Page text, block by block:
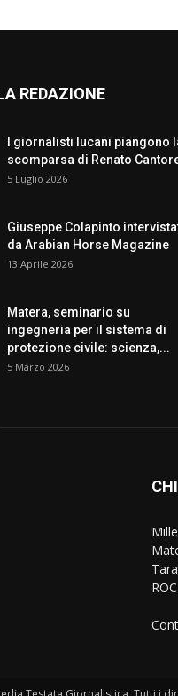
REDAZIONE
I giornalisti lucani piangono
scomparsa di Renato
5 Luglio 2026
Giuseppe Colapinto
da Arabian Horse Magazine
13 Aprile 2026
Matera, seminario su
ingegneria per il sistema di
protezione civile: scienza,...
5 Marzo 2026